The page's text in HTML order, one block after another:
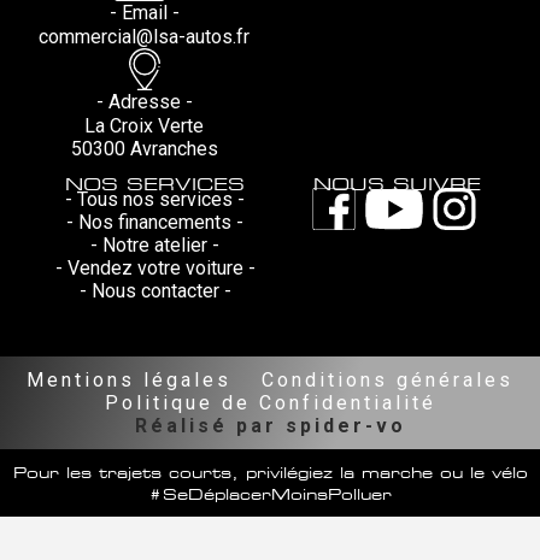
- Email -
commercial@lsa-autos.fr
- Adresse -
La Croix Verte
50300 Avranches
NOS SERVICES
- Tous nos services -
- Nos financements -
- Notre atelier -
- Vendez votre voiture -
- Nous contacter -
NOUS SUIVRE
Mentions légales
Conditions générales
Politique de Confidentialité
Réalisé par spider-vo
Pour les trajets courts, privilégiez la marche ou le vélo
#SeDéplacerMoinsPolluer